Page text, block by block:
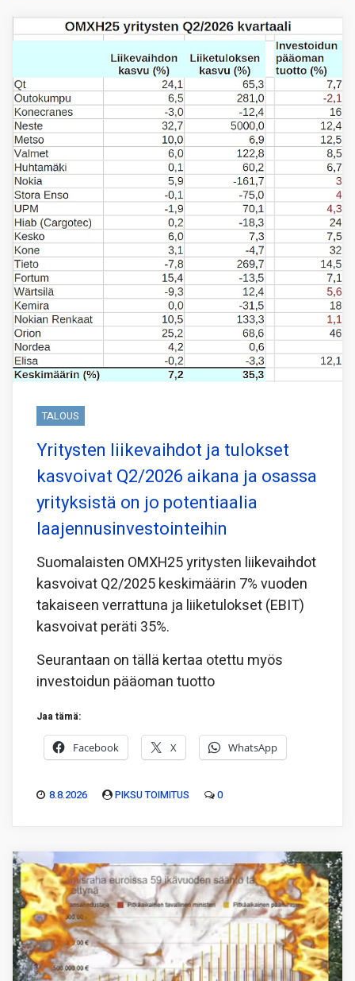
TALOUS
Yritysten liikevaihdot ja tulokset
kasvoivat Q2/2026 aikana ja osassa
yrityksistä on jo potentiaalia
laajennusinvestointeihin
Suomalaisten OMXH25 yritysten liikevaihdot
kasvoivat Q2/2025 keskimäärin 7% vuoden
takaiseen verrattuna ja liiketulokset (EBIT)
kasvoivat peräti 35%.
Seurantaan on tällä kertaa otettu myös
investoidun pääoman tuotto
Jaa tämä:
Facebook X WhatsApp
8.8.2026 PIKSU TOIMITUS 0